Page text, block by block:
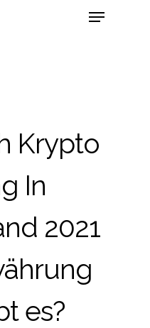
Krypto
In
2021
es?